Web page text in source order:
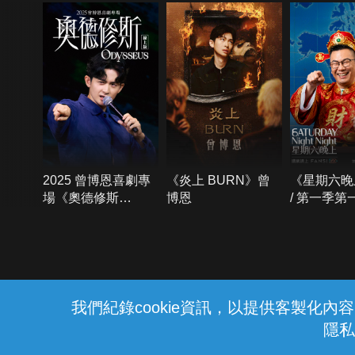
我們紀錄cookie資訊，以提供客製化內
隱
2025 曾博恩喜劇專
場《奧德修斯
《炎上 BURN》曾
博恩
《星期六
/ 第一季第